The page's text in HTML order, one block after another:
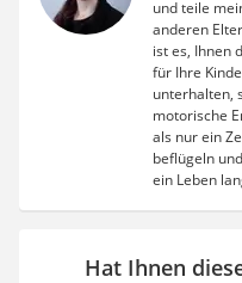
und teile
anderen
ist es, Ihnen
für Ihre
unterhalten,
motorische
als nur ein
beflügeln
ein Leben
Hat Ihnen